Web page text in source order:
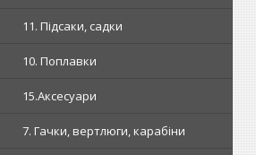
11. Підсаки, садки
10. Поплавки
15.Аксесуари
7. Гачки, вертлюги, карабіни